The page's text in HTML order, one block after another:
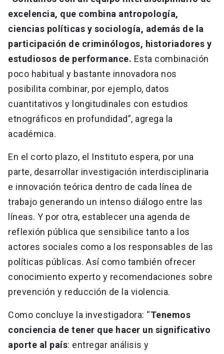
excelencia, que combina antropología,
ciencias políticas y sociología, además de la
participación de criminólogos, historiadores y
estudiosos de performance. Esta combinación
poco habitual y bastante innovadora nos
posibilita combinar, por ejemplo, datos
cuantitativos y longitudinales con estudios
etnográficos en profundidad”, agrega la
académica.
En el corto plazo, el Instituto espera, por una
parte, desarrollar investigación interdisciplinaria
e innovación teórica dentro de cada línea de
trabajo generando un intenso diálogo entre las
líneas. Y por otra, establecer una agenda de
reflexión pública que sensibilice tanto a los
actores sociales como a los responsables de las
políticas públicas. Así como también ofrecer
conocimiento experto y recomendaciones sobre
prevención y reducción de la violencia.
Como concluye la investigadora: “Tenemos
conciencia de tener que hacer un significativo
aporte al país: entregar análisis y